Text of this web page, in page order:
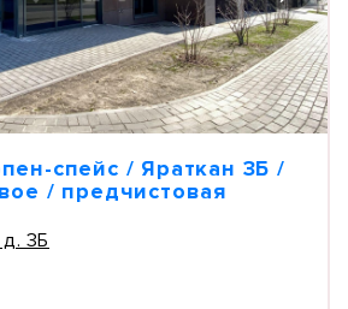
спейс / Яраткан 3Б /
/ предчистовая
3Б